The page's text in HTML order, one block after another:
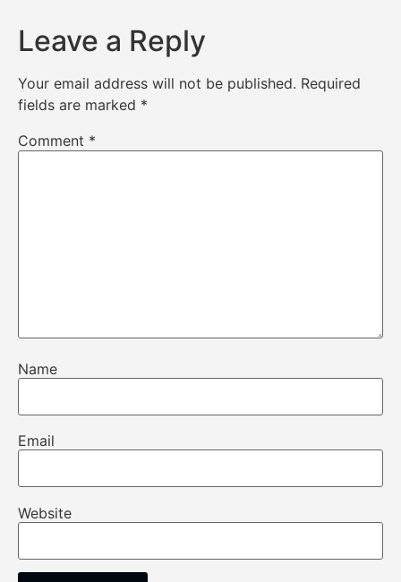
Leave a Reply
Your email address will not be published. Required
fields are marked *
Comment *
Name
Email
Website